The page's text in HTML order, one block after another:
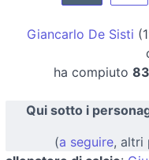
Giancarlo De Sisti
ha compiuto
Qui sotto i
(a seguire, altri